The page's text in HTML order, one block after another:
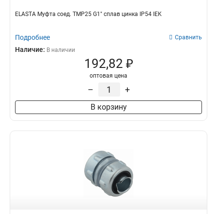
ELASTA Муфта соед. TMP25 G1" сплав цинка IP54 IEK
Подробнее Сравнить
Наличие: В наличии
192,82 ₽
оптовая цена
– +
В корзину